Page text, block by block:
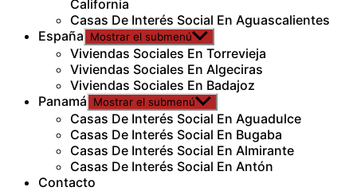
California
Casas De Interés Social En Aguascalientes
España
Mostrar el submenú
Viviendas Sociales En Torrevieja
Viviendas Sociales En Algeciras
Viviendas Sociales En Badajoz
Panamá
Mostrar el submenú
Casas De Interés Social En Aguadulce
Casas De Interés Social En Bugaba
Casas De Interés Social En Almirante
Casas De Interés Social En Antón
Contacto